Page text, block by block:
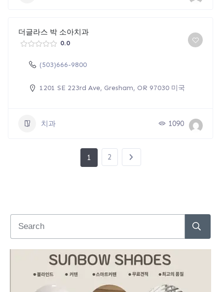
더글라스 박 소아치과
0.0
(503)666-9800
1201 SE 223rd Ave, Gresham, OR 97030 미국
치과 1090
1 2